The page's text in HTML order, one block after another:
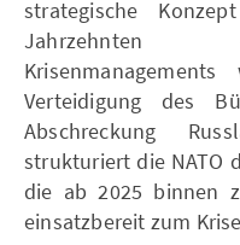
strategische
Jahrzehnten
Verteidigung des
Abschreckung
strukturiert die NATO
die ab 2025 binnen
einsatzbereit zum